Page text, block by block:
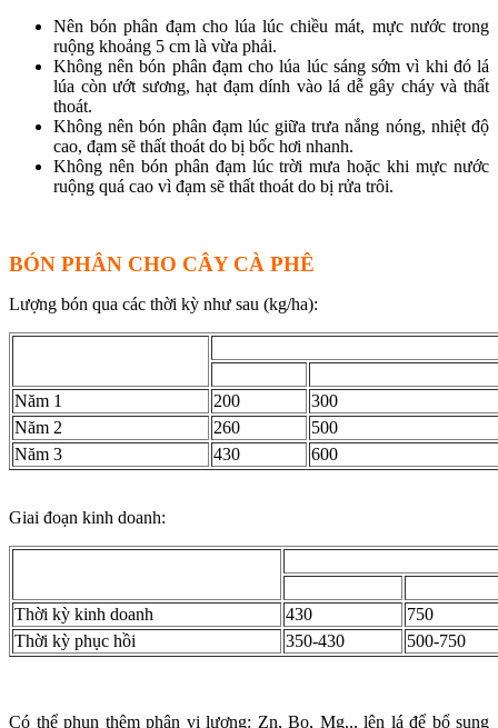
Nên bón phân đạm cho lúa lúc chiều mát, mực nước trong
ruộng khoảng 5 cm là vừa phải.
Không nên bón phân đạm cho lúa lúc sáng sớm vì khi đó lá
lúa còn ướt sương, hạt đạm dính vào lá dễ gây cháy và thất
thoát.
Không nên bón phân đạm lúc giữa trưa nắng nóng, nhiệt độ
cao, đạm sẽ thất thoát do bị bốc hơi nhanh.
Không nên bón phân đạm lúc trời mưa hoặc khi mực nước
ruộng quá cao vì đạm sẽ thất thoát do bị rửa trôi.
BÓN PHÂN CHO CÂY CÀ PHÊ
Lượng bón qua các thời kỳ như sau (kg/ha):
Năm 1
200
300
Năm 2
260
500
Năm 3
430 600
Giai đoạn kinh doanh:
Thời kỳ kinh doanh
430
750
Thời kỳ phục hồi
350-430 500-750
Có thể phun thêm phân vi lượng: Zn, Bo, Mg... lên lá để bổ sung